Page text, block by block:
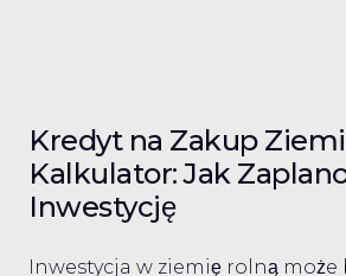
Kredyt na Zakup
Kalkulator: Jak
Inwestycję
Inwestycja w ziemię rolną może